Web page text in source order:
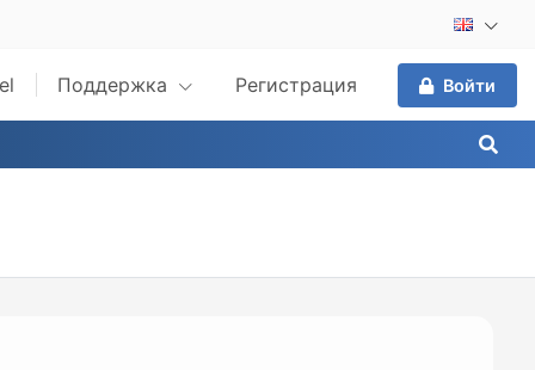
Поддержка Регистрация Войти